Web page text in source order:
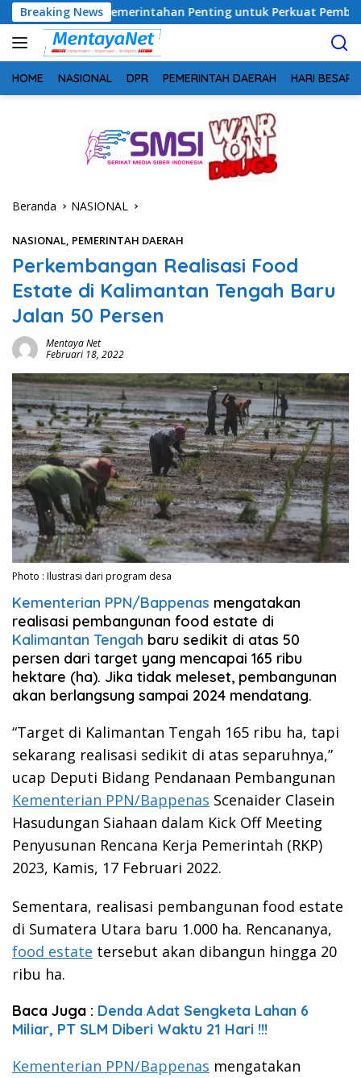
Langsung
ke
konten
Breaking NewsPenting untuk Perkuat Pembangunan Desa
HOME NASIONAL DPR PEMERINTAH DAERAH HARI BESAR
Beranda NASIONAL
NASIONAL, PEMERINTAH DAERAH
Perkembangan Realisasi Food
Estate di Kalimantan Tengah Baru
Jalan 50 Persen
Mentaya Net
Februari 18, 2022
Photo : Ilustrasi dari program desa
Kementerian PPN/Bappenas mengatakan
realisasi pembangunan food estate di
Kalimantan Tengah baru sedikit di atas 50
persen dari target yang mencapai 165 ribu
hektare (ha). Jika tidak meleset, pembangunan
akan berlangsung sampai 2024 mendatang.
“Target di Kalimantan Tengah 165 ribu ha, tapi
sekarang realisasi sedikit di atas separuhnya,”
ucap Deputi Bidang Pendanaan Pembangunan
Kementerian PPN/Bappenas Scenaider Clasein
Hasudungan Siahaan dalam Kick Off Meeting
Penyusunan Rencana Kerja Pemerintah (RKP)
2023, Kamis, 17 Februari 2022.
Sementara, realisasi pembangunan food estate
di Sumatera Utara baru 1.000 ha. Rencananya,
food estate tersebut akan dibangun hingga 20
ribu ha.
Baca Juga : Denda Adat Sengketa Lahan 6
Miliar, PT SLM Diberi Waktu 21 Hari !!!
Kementerian PPN/Bappenas mengatakan